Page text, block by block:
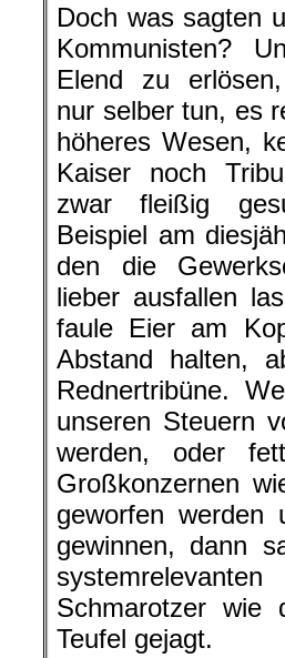
Doch was sagten
Kommunisten?
Elend zu
nur selber tun, es
höheres Wesen,
Kaiser noch
zwar fleißig
Beispiel am
den die
lieber ausfallen
faule Eier am
Abstand halten,
Rednertribüne.
unseren Steuern
werden, oder
Großkonzernen
geworfen
gewinnen, dann
Schmarotzer wie
Teufel gejagt.